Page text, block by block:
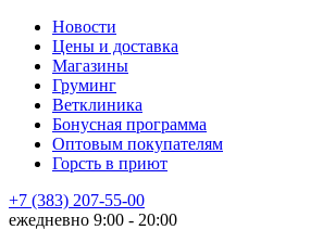
Новости
Цены и доставка
Магазины
Груминг
Ветклиника
Бонусная программа
Оптовым покупателям
Горсть в приют
+7 (383) 207-55-00
ежедневно 9:00 - 20:00